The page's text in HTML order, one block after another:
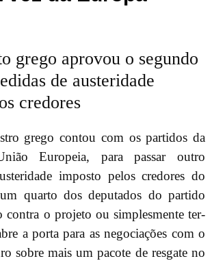
grego aprovou o segundo
de austeridade
credores
grego contou com os partidos da
Europeia, para passar outro
imposto pelos credores do
quarto dos deputados do partido
contra o projeto ou simplesmente ter-
a porta para as negociações com o
sobre mais um pacote de resgate no